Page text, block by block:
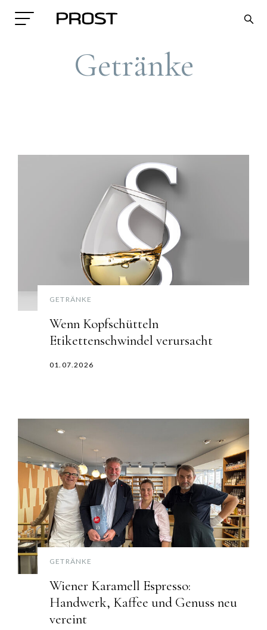
Getränke
GETRÄNKE
Wenn Kopfschütteln
Etikettenschwindel verursacht
01.07.2026
GETRÄNKE
Wiener Karamell Espresso:
Handwerk, Kaffee und Genuss neu
vereint